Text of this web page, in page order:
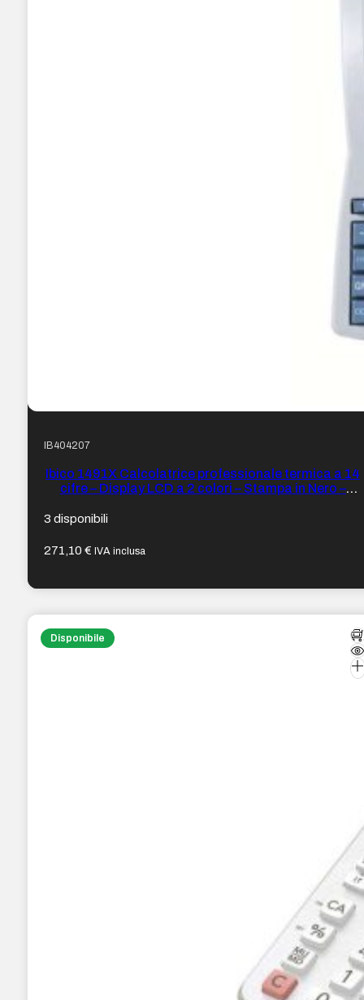
IB404207
Ibico 1491X Calcolatrice professionale termica a 14
cifre – Display LCD a 2 colori – Stampa in Nero –
3 disponibili
271,10€ IVA inclusa
Disponibile